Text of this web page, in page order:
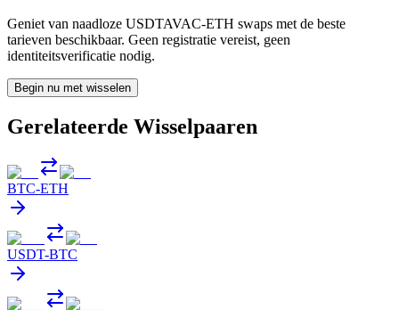
Geniet van naadloze USDTAVAC-ETH swaps met de beste
tarieven beschikbaar. Geen registratie vereist, geen
identiteitsverificatie nodig.
Begin nu met wisselen
Gerelateerde Wisselpaaren
BTC-ETH
USDT-BTC